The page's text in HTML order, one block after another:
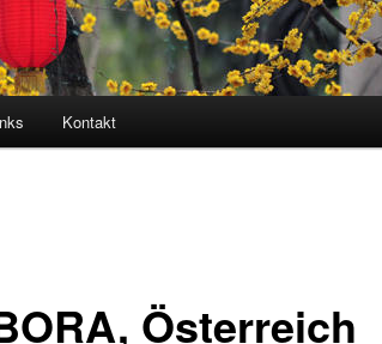
Kontakt
Österreich